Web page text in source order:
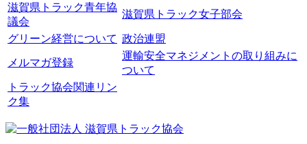
滋賀県トラック青年協
議会
滋賀県トラック女子部会
グリーン経営について 政治連盟
メルマガ登録
運輸安全マネジメントの取り組みに
ついて
トラック協会関連リン
ク集